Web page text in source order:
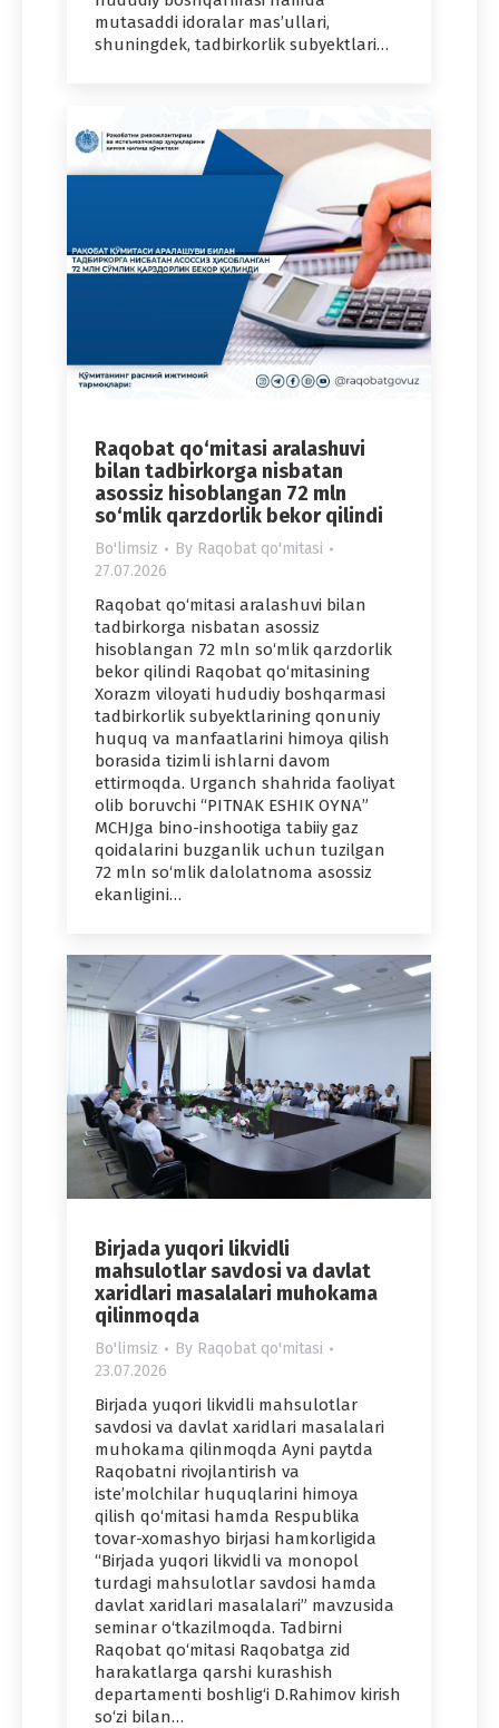
mutasaddi idoralar mas’ullari,
shuningdek, tadbirkorlik subyektlari…
Raqobat qo‘mitasi aralashuvi
bilan tadbirkorga nisbatan
asossiz hisoblangan 72 mln
so‘mlik qarzdorlik bekor qilindi
Bo'limsiz By Raqobat qo'mitasi
27.07.2026
Raqobat qo‘mitasi aralashuvi bilan
tadbirkorga nisbatan asossiz
hisoblangan 72 mln so‘mlik qarzdorlik
bekor qilindi Raqobat qo‘mitasining
Xorazm viloyati hududiy boshqarmasi
tadbirkorlik subyektlarining qonuniy
huquq va manfaatlarini himoya qilish
borasida tizimli ishlarni davom
ettirmoqda. Urganch shahrida faoliyat
olib boruvchi “PITNAK ESHIK OYNA”
MCHJga bino-inshootiga tabiiy gaz
qoidalarini buzganlik uchun tuzilgan
72 mln so‘mlik dalolatnoma asossiz
ekanligini…
Birjada yuqori likvidli
mahsulotlar savdosi va davlat
xaridlari masalalari muhokama
qilinmoqda
Bo'limsiz By Raqobat qo'mitasi
23.07.2026
Birjada yuqori likvidli mahsulotlar
savdosi va davlat xaridlari masalalari
muhokama qilinmoqda Ayni paytda
Raqobatni rivojlantirish va
iste’molchilar huquqlarini himoya
qilish qo‘mitasi hamda Respublika
tovar-xomashyo birjasi hamkorligida
“Birjada yuqori likvidli va monopol
turdagi mahsulotlar savdosi hamda
davlat xaridlari masalalari” mavzusida
seminar o‘tkazilmoqda. Tadbirni
Raqobat qo‘mitasi Raqobatga zid
harakatlarga qarshi kurashish
departamenti boshlig‘i D.Rahimov kirish
so‘zi bilan…